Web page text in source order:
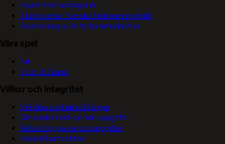
Skydd mot bedrägerier
Så motverkar Svenska Spel penningtvätt
Användning av AI för kommunikation
Våra spel
Tur
Sport & Casino
Villkor och integritet
Välj dina cookieinställningar
Om cookies och personuppgifter
Behandling av personuppgifter
Visselblåsarfunktion